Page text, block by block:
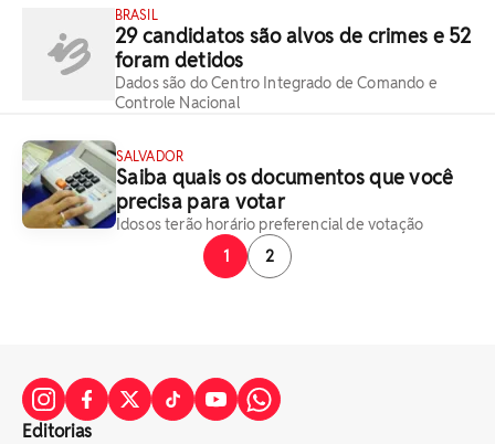
BRASIL
29 candidatos são alvos de crimes e 52
foram detidos
Dados são do Centro Integrado de Comando e
Controle Nacional
SALVADOR
Saiba quais os documentos que você
precisa para votar
Idosos terão horário preferencial de votação
1
2
Editorias